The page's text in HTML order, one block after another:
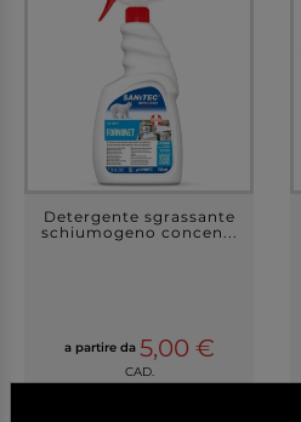
Detergente sgrassante
schiumogeno concen...
a partire da 5,00 €
CAD.